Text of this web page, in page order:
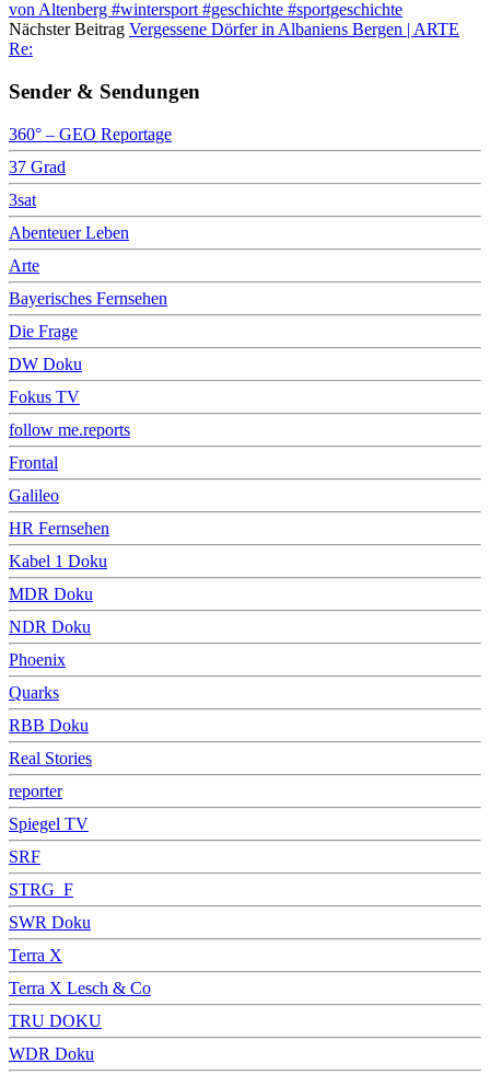
von Altenberg #wintersport #geschichte #sportgeschichte
Nächster Beitrag Vergessene Dörfer in Albaniens Bergen | ARTE
Re:
Sender & Sendungen
360° – GEO Reportage
37 Grad
3sat
Abenteuer Leben
Arte
Bayerisches Fernsehen
Die Frage
DW Doku
Fokus TV
follow me.reports
Frontal
Galileo
HR Fernsehen
Kabel 1 Doku
MDR Doku
NDR Doku
Phoenix
Quarks
RBB Doku
Real Stories
reporter
Spiegel TV
SRF
STRG_F
SWR Doku
Terra X
Terra X Lesch & Co
TRU DOKU
WDR Doku